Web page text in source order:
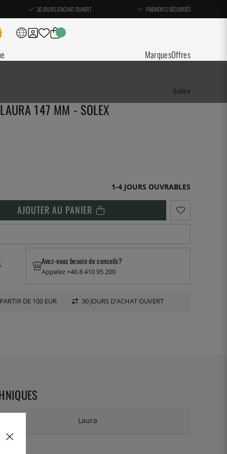
30 JOURS D'ACHAT OUVERT PAIEMENTS SÉCURISÉS
MarquesOffres
Solex
147 MM - SOLEX
1-4 JOURS OUVRABLES
AJOUTER AU PANIER
Avez-vous besoin de conseils?
Appelez +46 8 410 95 200
DE 100 EUR 30 JOURS D'ACHAT OUVERT
Laura